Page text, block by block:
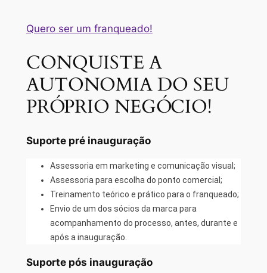
Quero ser um franqueado!
CONQUISTE A
AUTONOMIA DO SEU
PRÓPRIO NEGÓCIO!
Suporte pré inauguração
Assessoria em marketing e comunicação visual;
Assessoria para escolha do ponto comercial;
Treinamento teórico e prático para o franqueado;
Envio de um dos sócios da marca para
acompanhamento do processo, antes, durante e
após a inauguração.
Suporte pós inauguração